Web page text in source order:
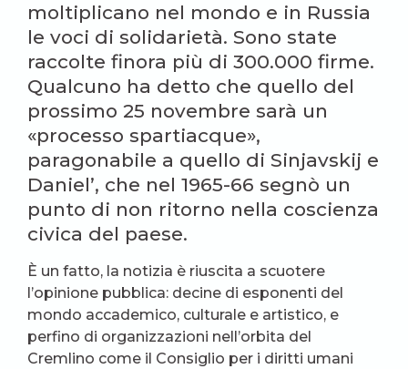
moltiplicano nel mondo e in Russia
le voci di solidarietà. Sono state
raccolte finora più di 300.000 firme.
Qualcuno ha detto che quello del
prossimo 25 novembre sarà un
«processo spartiacque»,
paragonabile a quello di Sinjavskij e
Daniel’, che nel 1965-66 segnò un
punto di non ritorno nella coscienza
civica del paese.
È un fatto, la notizia è riuscita a scuotere
l’opinione pubblica: decine di esponenti del
mondo accademico, culturale e artistico, e
perfino di organizzazioni nell’orbita del
Cremlino come il Consiglio per i diritti umani